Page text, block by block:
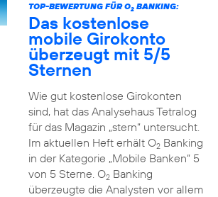
TOP-BEWERTUNG FÜR O2BANKING:
Das kostenlose
mobile Girokonto
überzeugt mit 5/5
Sternen
Wie gut kostenlose Girokonten
sind, hat das Analysehaus Tetralog
für das Magazin „stern“ untersucht.
Im aktuellen Heft erhält O2Banking
in der Kategorie „Mobile Banken“ 5
von 5 Sterne. O2Banking
überzeugte die Analysten vor allem